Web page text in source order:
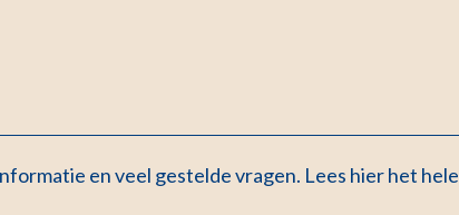
en veel gestelde vragen. Lees hier het hele